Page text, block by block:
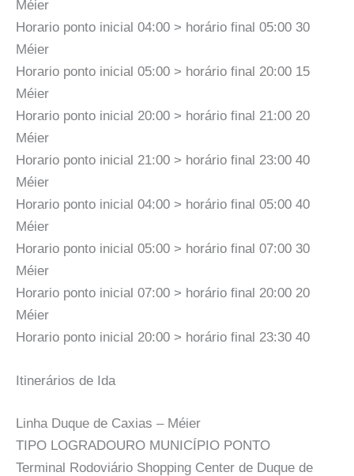
Méier
Horario ponto inicial 04:00 > horário final 05:00 30
Méier
Horario ponto inicial 05:00 > horário final 20:00 15
Méier
Horario ponto inicial 20:00 > horário final 21:00 20
Méier
Horario ponto inicial 21:00 > horário final 23:00 40
Méier
Horario ponto inicial 04:00 > horário final 05:00 40
Méier
Horario ponto inicial 05:00 > horário final 07:00 30
Méier
Horario ponto inicial 07:00 > horário final 20:00 20
Méier
Horario ponto inicial 20:00 > horário final 23:30 40
Itinerários de Ida
Linha Duque de Caxias – Méier
TIPO LOGRADOURO MUNICÍPIO PONTO
Terminal Rodoviário Shopping Center de Duque de